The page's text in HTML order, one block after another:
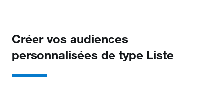
Créer vos audiences
personnalisées de type Liste